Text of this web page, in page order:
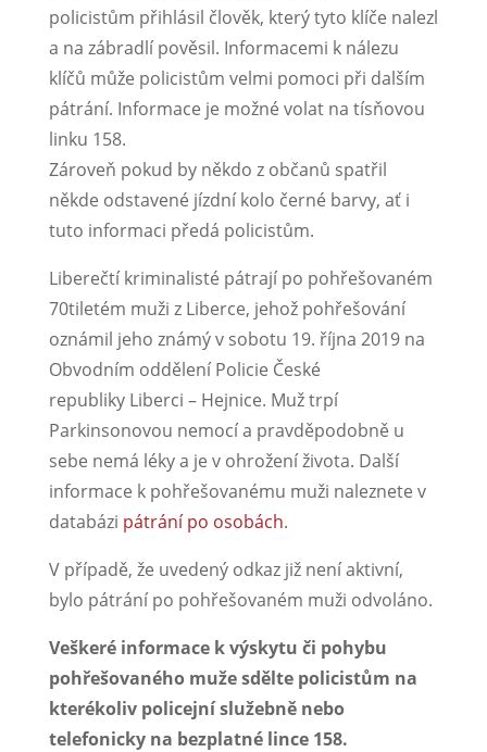
policistům přihlásil člověk, který tyto klíče nalezl
a na zábradlí pověsil. Informacemi k nálezu
klíčů může policistům velmi pomoci při dalším
pátrání. Informace je možné volat na tísňovou
linku 158.
Zároveň pokud by někdo z občanů spatřil
někde odstavené jízdní kolo černé barvy, ať i
tuto informaci předá policistům.
Liberečtí kriminalisté pátrají po pohřešovaném
70tiletém muži z Liberce, jehož pohřešování
oznámil jeho známý v sobotu 19. října 2019 na
Obvodním oddělení Policie České
republiky Liberci – Hejnice. Muž trpí
Parkinsonovou nemocí a pravděpodobně u
sebe nemá léky a je v ohrožení života. Další
informace k pohřešovanému muži naleznete v
databázi pátrání po osobách.
V případě, že uvedený odkaz již není aktivní,
bylo pátrání po pohřešovaném muži odvoláno.
Veškeré informace k výskytu či pohybu
pohřešovaného muže sdělte policistům na
kterékoliv policejní služebně nebo
telefonicky na bezplatné lince 158.